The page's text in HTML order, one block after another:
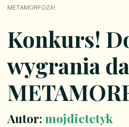
METAMORFOZA!
Konkurs!
wygrania
Autor: mojdietetyk